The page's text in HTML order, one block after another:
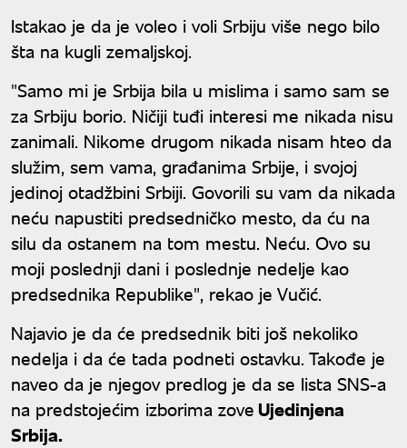
Istakao je da je voleo i voli Srbiju više nego bilo
šta na kugli zemaljskoj.
"Samo mi je Srbija bila u mislima i samo sam se
za Srbiju borio. Ničiji tuđi interesi me nikada nisu
zanimali. Nikome drugom nikada nisam hteo da
služim, sem vama, građanima Srbije, i svojoj
jedinoj otadžbini Srbiji. Govorili su vam da nikada
neću napustiti predsedničko mesto, da ću na
silu da ostanem na tom mestu. Neću. Ovo su
moji poslednji dani i poslednje nedelje kao
predsednika Republike", rekao je Vučić.
Najavio je da će predsednik biti još nekoliko
nedelja i da će tada podneti ostavku. Takođe je
naveo da je njegov predlog je da se lista SNS-a
na predstojećim izborima zove Ujedinjena
Srbija.